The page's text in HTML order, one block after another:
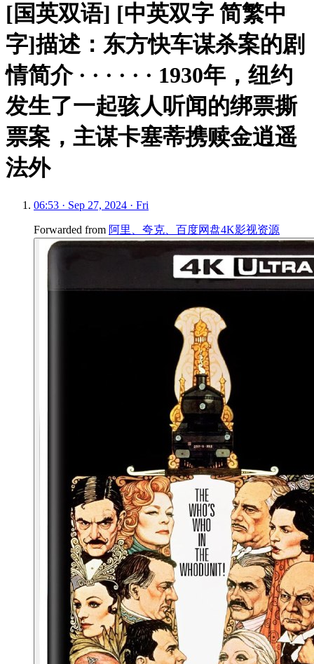
[国英双语] [中英双字 简繁中
字]描述：东方快车谋杀案的剧
情简介 · · · · · · 1930年，纽约
发生了一起骇人听闻的绑票撕
票案，主谋卡塞蒂携赎金逍遥
法外
06:53 · Sep 27, 2024 · Fri
Forwarded from 阿里、夸克、百度网盘4K影视资源